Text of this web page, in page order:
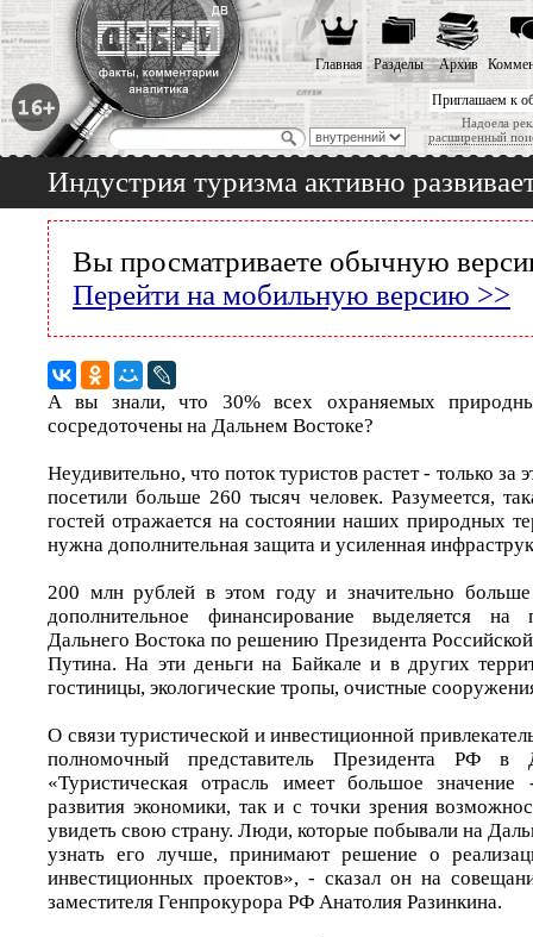
Приглашаем к
Надоела
расширенный
Главная Разделы Архив
Индустрия туризма активно
Вы просматриваете обычную
Перейти на мобильную версию >>
А вы знали, что 30% всех охраняемых
сосредоточены на Дальнем Востоке?
Неудивительно, что поток туристов растет - только за
посетили больше 260 тысяч человек. Разумеется,
гостей отражается на состоянии наших природных
нужна дополнительная защита и усиленная
200 млн рублей в этом году и значительно
дополнительное финансирование выделяется
Дальнего Востока по решению Президента
Путина. На эти деньги на Байкале и в других
гостиницы, экологические тропы, очистные
О связи туристической и инвестиционной
полномочный представитель Президента РФ
«Туристическая отрасль имеет большое
развития экономики, так и с точки зрения
увидеть свою страну. Люди, которые побывали на
узнать его лучше, принимают решение о
инвестиционных проектов», - сказал он на
заместителя Генпрокурора РФ Анатолия Разинкина.